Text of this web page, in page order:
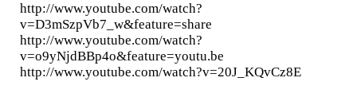
http://www.youtube.com/watch?
v=D3mSzpVb7_w&feature=share
http://www.youtube.com/watch?
v=o9yNjdBBp4o&feature=youtu.be
http://www.youtube.com/watch?v=20J_KQvCz8E